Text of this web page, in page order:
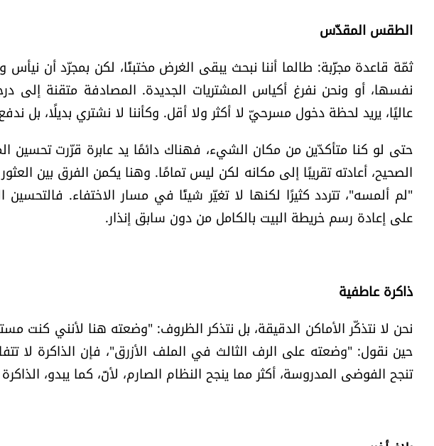
الطقس المقدَّس
ثمّة قاعدة مجرَّبة: طالما أننا نبحث يبقى الغرض مختبئًا، لكن بمجرّد أن نيأس
نفسها، أو ونحن نفرغ أكياس المشتريات الجديدة. المصادفة متقنة إلى
عاليًا، يريد لحظة دخول مسرحيّ لا أكثر ولا أقل. وكأننا لا نشتري بديلًا، بل
حتى لو كنا متأكدّين من مكان الشيء، فهناك دائمًا يد عابرة قرّرت تحسين
الصحيح، أعادته تقريبًا إلى مكانه لكن ليس تمامًا. وهنا يكمن الفرق بين
"لم ألمسه"، تتردد كثيرًا لكنها لا تغيّر شيئًا في مسار الاختفاء.
على إعادة رسم خريطة البيت بالكامل من دون سابق إنذار.
ذاكرة عاطفية
نحن لا نتذكّر الأماكن الدقيقة، بل نتذكر الظروف: "وضعته هنا لأنني كنت
حين نقول: "وضعته على الرف الثالث في الملف الأزرق"، فإن الذاكرة لا
تنجح الفوضى المدروسة، أكثر مما ينجح النظام الصارم، لأنّ، كما يبدو،